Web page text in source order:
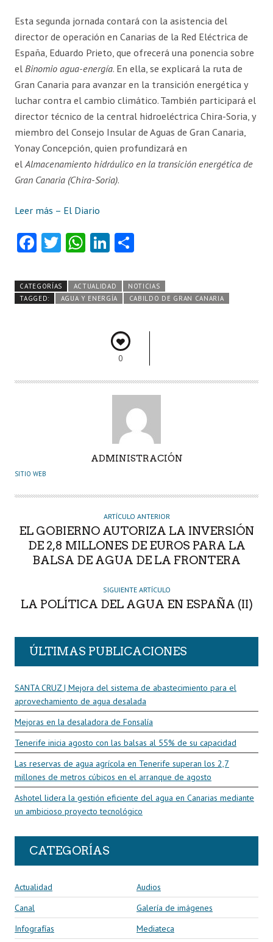
Esta segunda jornada contará con la asistencia del
director de operación en Canarias de la Red Eléctrica de
España, Eduardo Prieto, que ofrecerá una ponencia sobre
el Binomio agua-energía. En ella, se explicará la ruta de
Gran Canaria para avanzar en la transición energética y
luchar contra el cambio climático. También participará el
director técnico de la central hidroeléctrica Chira-Soria, y
miembro del Consejo Insular de Aguas de Gran Canaria,
Yonay Concepción, quien profundizará en
elAlmacenamiento hidráulico en la transición energética de
Gran Canaria (Chira-Soria).
Leer más – El Diario
Fa
b
o
T
itt
er
W
ts
A
Li
e
dI
m
pa
CATEGORÍAS ACTUALIDAD
NOTICIAS
TAGGED:
AGUA Y ENERGÍA CABILDO DE GRAN CANARIA
0
U
O
ADMINISTRACIÓN
SITIO WEB
ARTÍCULO ANTERIOR
EL GOBIERNO AUTORIZA LA INVERSIÓN
DE 2,8 MILLONES DE EUROS PARA LA
BALSA DE AGUA DE LA FRONTERA
SIGUIENTE ARTÍCULO
LA POLÍTICA DEL AGUA EN ESPAÑA (II)
ÚLTIMAS PUBLICACIONES
SANTA CRUZ | Mejora del sistema de abastecimiento para el
aprovechamiento de agua desalada
Mejoras en la desaladora de Fonsalía
Tenerife inicia agosto con las balsas al 55% de su capacidad
Las reservas de agua agrícola en Tenerife superan los 2,7
millones de metros cúbicos en el arranque de agosto
Ashotel lidera la gestión eficiente del agua en Canarias mediante
un ambicioso proyecto tecnológico
CATEGORÍAS
Actualidad
Audios
Canal
Galería de imágenes
Infografías
Mediateca